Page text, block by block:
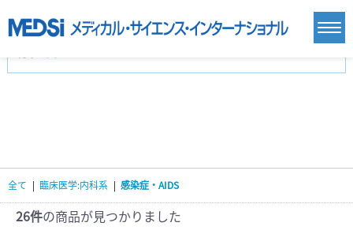
臨床医学:一般(359) 臨床医学:内科系(407)
基礎医学(93)
看護学(21)
医療技術(16)
栄養学(0)
薬学(7)
全て | 臨床医学:内科系 | 感染症・AIDS
26件の商品が見つかりました